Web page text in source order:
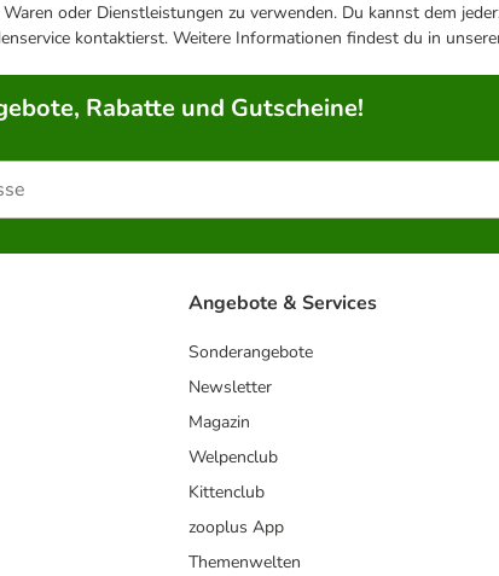
oder Dienstleistungen zu verwenden. Du kannst dem
kontaktierst. Weitere Informationen findest du in
Rabatte und Gutscheine!
Angebote & Services
Sonderangebote
Newsletter
Magazin
Welpenclub
Kittenclub
zooplus App
Themenwelten